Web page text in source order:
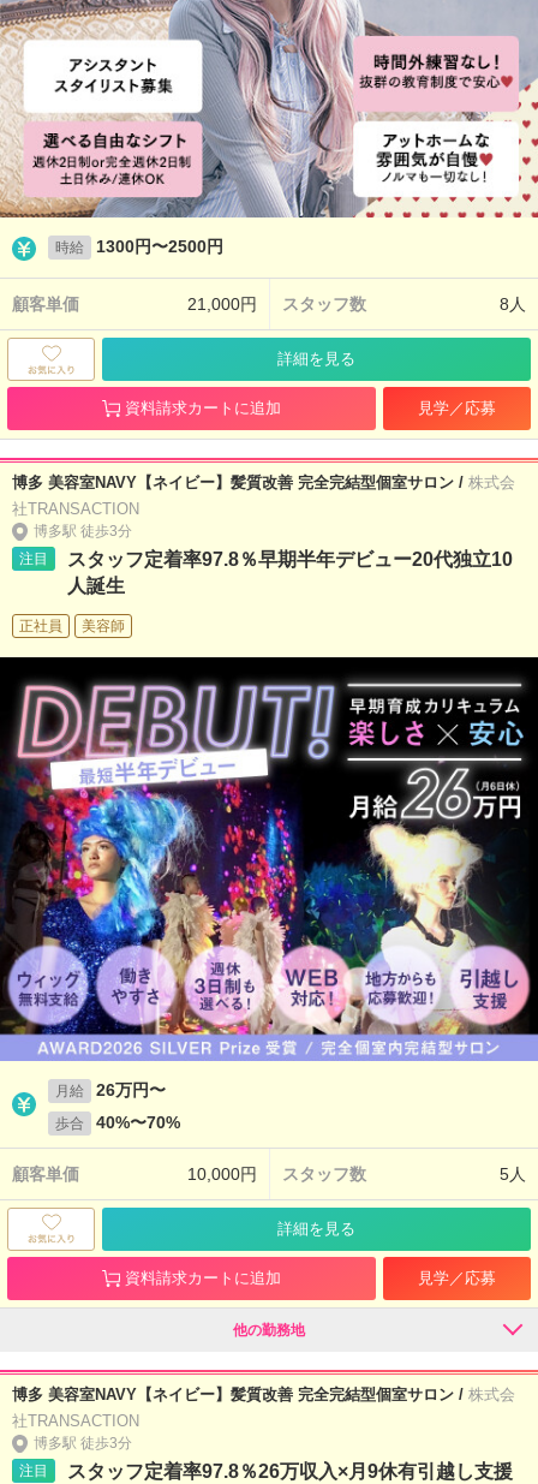
時給 1300円〜2500円
顧客単価 21,000円 スタッフ数 8人
詳細を見る
資料請求カートに追加 見学／応募
博多 美容室NAVY【ネイビー】髪質改善 完全完結型個室サロン / 株式会
社TRANSACTION
博多駅 徒歩3分
注目
スタッフ定着率97.8％早期半年デビュー20代独立10
人誕生
正社員 美容師
月給 26万円〜
歩合 40%〜70%
顧客単価 10,000円 スタッフ数 5人
詳細を見る
資料請求カートに追加 見学／応募
他の勤務地
博多 美容室NAVY【ネイビー】髪質改善 完全完結型個室サロン / 株式会
社TRANSACTION
博多駅 徒歩3分
注目
スタッフ定着率97.8％26万収入×月9休有引越し支援